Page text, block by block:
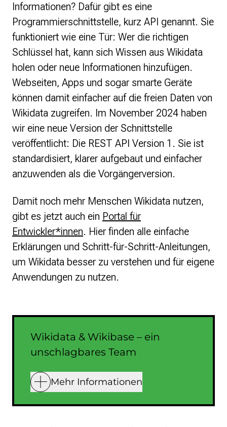
Informationen? Dafür gibt es eine
Programmierschnittstelle, kurz API genannt. Sie
funktioniert wie eine Tür: Wer die richtigen
Schlüssel hat, kann sich Wissen aus Wikidata
holen oder neue Informationen hinzufügen.
Webseiten, Apps und sogar smarte Geräte
können damit einfacher auf die freien Daten von
Wikidata zugreifen. Im November 2024 haben
wir eine neue Version der Schnittstelle
veröffentlicht: Die REST API Version 1. Sie ist
standardisiert, klarer aufgebaut und einfacher
anzuwenden als die Vorgängerversion.
Damit noch mehr Menschen Wikidata nutzen,
gibt es jetzt auch ein Portal für
Entwickler*innen. Hier finden alle einfache
Erklärungen und Schritt-für-Schritt-Anleitungen,
um Wikidata besser zu verstehen und für eigene
Anwendungen zu nutzen.
Wikidata & Wikibase – ein
unschlagbares Team
Mehr Informationen